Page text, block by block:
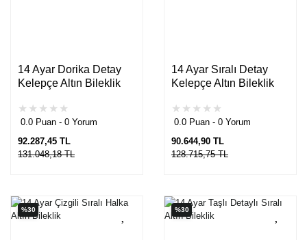
14 Ayar Dorika Detay
Kelepçe Altın Bileklik
0.0 Puan - 0 Yorum
92.287,45 TL
131.048,18 TL
14 Ayar Sıralı Detay
Kelepçe Altın Bileklik
0.0 Puan - 0 Yorum
90.644,90 TL
128.715,75 TL
%30 %30